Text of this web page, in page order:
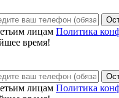
лицам Политика
время!
лицам Политика